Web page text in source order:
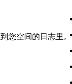
您空间的日志里。